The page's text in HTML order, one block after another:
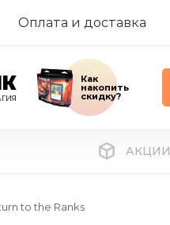
Оплата и доставка
Как
накопить
скидку?
АКЦИИ
to the Ranks